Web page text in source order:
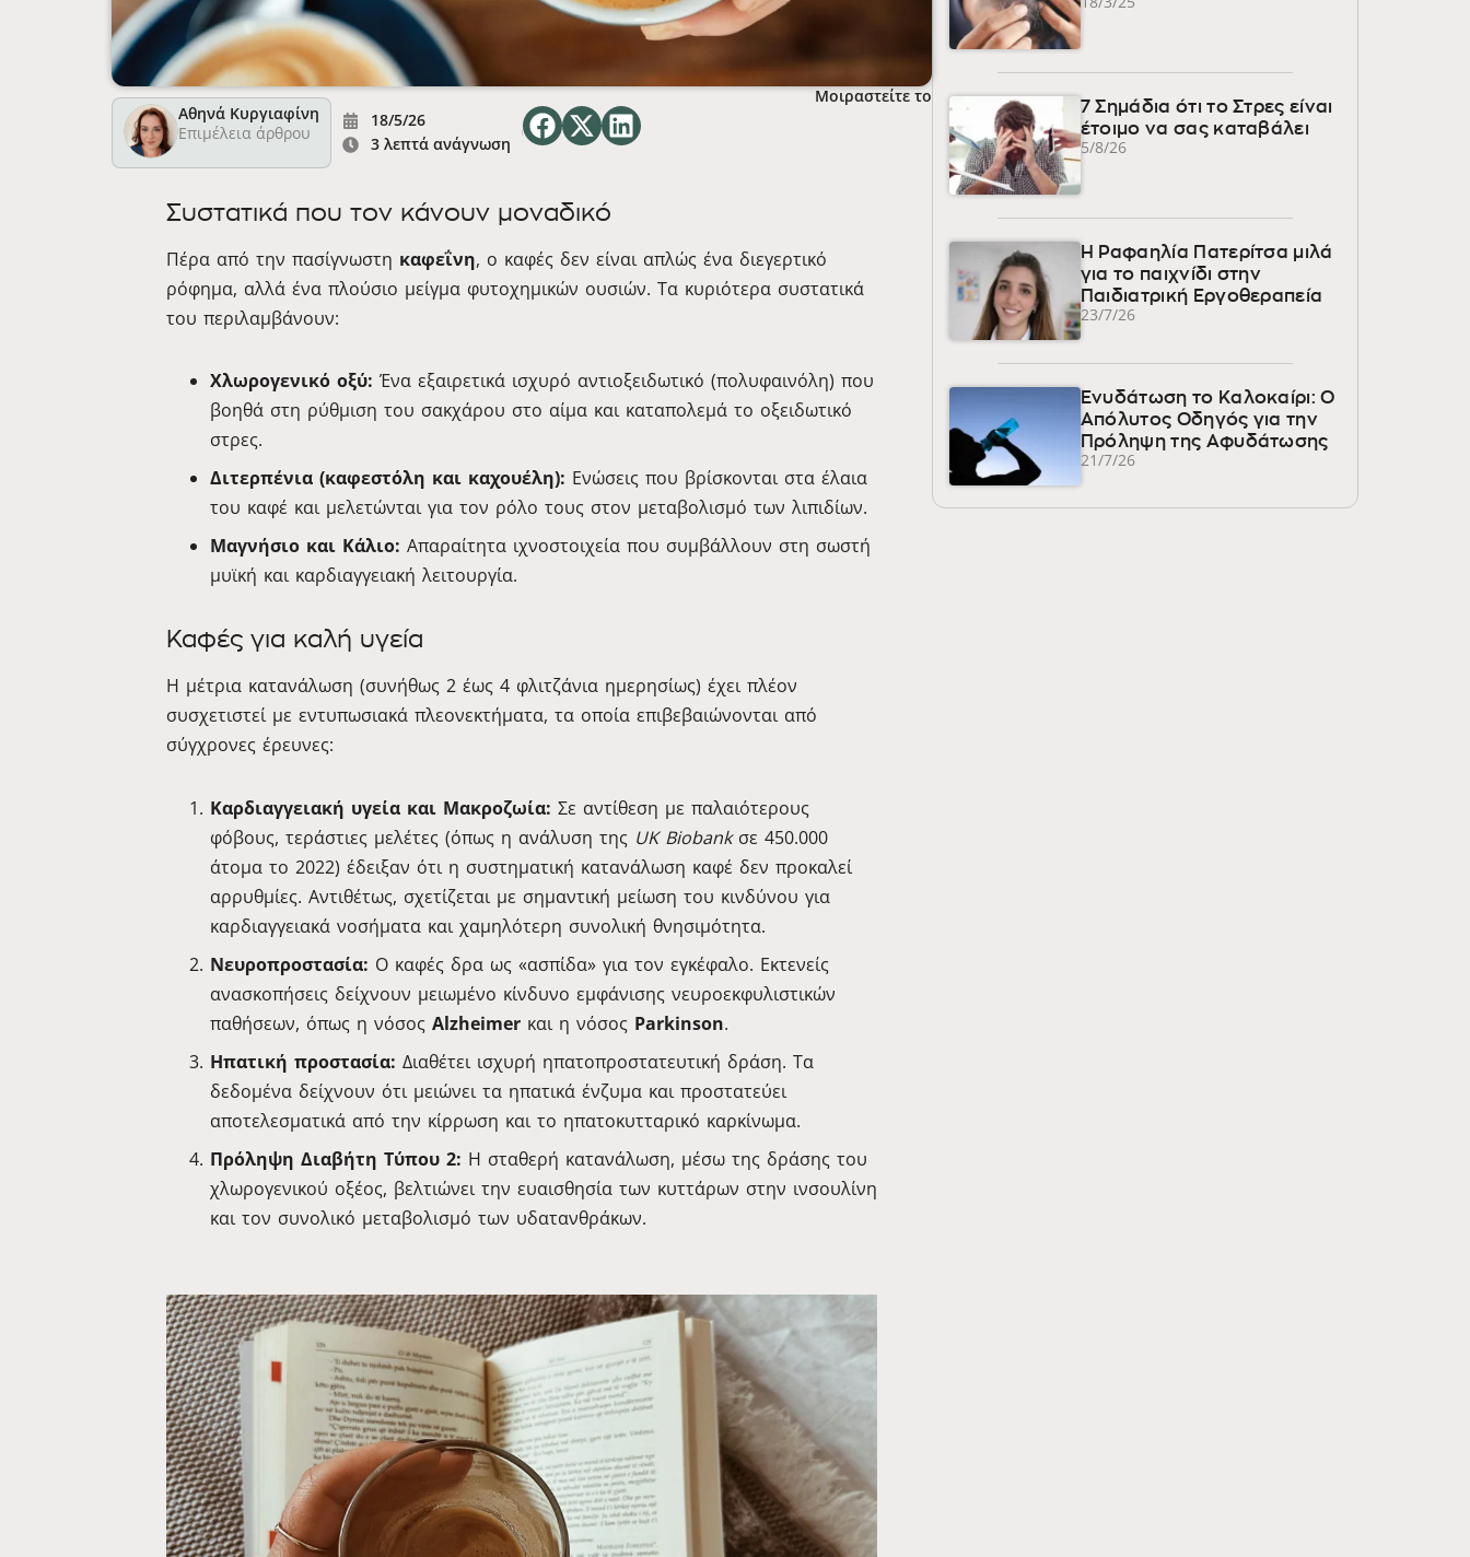
Αθηνά Κυργιαφίνη
Επιμέλεια άρθρου
18/5/26
3 λεπτά ανάγνωση
Μοιραστείτε το
Συστατικά που τον κάνουν μοναδικό
Πέρα από την πασίγνωστη καφεΐνη, ο καφές δεν είναι απλώς ένα διεγερτικό
ρόφημα, αλλά ένα πλούσιο μείγμα φυτοχημικών ουσιών. Τα κυριότερα συστατικά
του περιλαμβάνουν:
Χλωρογενικό οξύ: Ένα εξαιρετικά ισχυρό αντιοξειδωτικό (πολυφαινόλη) που
βοηθά στη ρύθμιση του σακχάρου στο αίμα και καταπολεμά το οξειδωτικό
στρες.
Διτερπένια (καφεστόλη και καχουέλη): Ενώσεις που βρίσκονται στα έλαια
του καφέ και μελετώνται για τον ρόλο τους στον μεταβολισμό των λιπιδίων.
Μαγνήσιο και Κάλιο: Απαραίτητα ιχνοστοιχεία που συμβάλλουν στη σωστή
μυϊκή και καρδιαγγειακή λειτουργία.
Καφές για καλή υγεία
Η μέτρια κατανάλωση (συνήθως 2 έως 4 φλιτζάνια ημερησίως) έχει πλέον
συσχετιστεί με εντυπωσιακά πλεονεκτήματα, τα οποία επιβεβαιώνονται από
σύγχρονες έρευνες:
Καρδιαγγειακή υγεία και Μακροζωία: Σε αντίθεση με παλαιότερους
φόβους, τεράστιες μελέτες (όπως η ανάλυση της UK Biobankσε 450.000
άτομα το 2022) έδειξαν ότι η συστηματική κατανάλωση καφέ δεν προκαλεί
αρρυθμίες. Αντιθέτως, σχετίζεται με σημαντική μείωση του κινδύνου για
καρδιαγγειακά νοσήματα και χαμηλότερη συνολική θνησιμότητα.
Νευροπροστασία: Ο καφές δρα ως «ασπίδα» για τον εγκέφαλο. Εκτενείς
ανασκοπήσεις δείχνουν μειωμένο κίνδυνο εμφάνισης νευροεκφυλιστικών
παθήσεων, όπως η νόσος Alzheimer και η νόσος Parkinson.
Ηπατική προστασία: Διαθέτει ισχυρή ηπατοπροστατευτική δράση. Τα
δεδομένα δείχνουν ότι μειώνει τα ηπατικά ένζυμα και προστατεύει
αποτελεσματικά από την κίρρωση και το ηπατοκυτταρικό καρκίνωμα.
Πρόληψη Διαβήτη Τύπου 2: Η σταθερή κατανάλωση, μέσω της δράσης του
χλωρογενικού οξέος, βελτιώνει την ευαισθησία των κυττάρων στην ινσουλίνη
και τον συνολικό μεταβολισμό των υδατανθράκων.
7 Σημάδια ότι το Στρες είναι
έτοιμο να σας καταβάλει
5/8/26
Η Ραφαηλία Πατερίτσα μιλά
για το παιχνίδι στην
Παιδιατρική Εργοθεραπεία
23/7/26
Ενυδάτωση το Καλοκαίρι: Ο
Απόλυτος Οδηγός για την
Πρόληψη της Αφυδάτωσης
21/7/26